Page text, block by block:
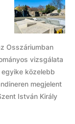
Osszáriumban
vizsgálata
közelebb
megjelent
István Király